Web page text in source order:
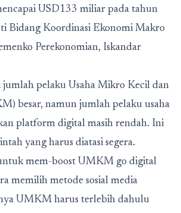
USD133 miliar pada tahun
Bidang Koordinasi Ekonomi Makro
Perekonomian, Iskandar
jumlah pelaku Usaha Mikro Kecil dan
besar, namun jumlah pelaku usaha
platform digital masih rendah. Ini
yang harus diatasi segera.
mem-boost UMKM go digital
memilih metode sosial media
UMKM harus terlebih dahulu